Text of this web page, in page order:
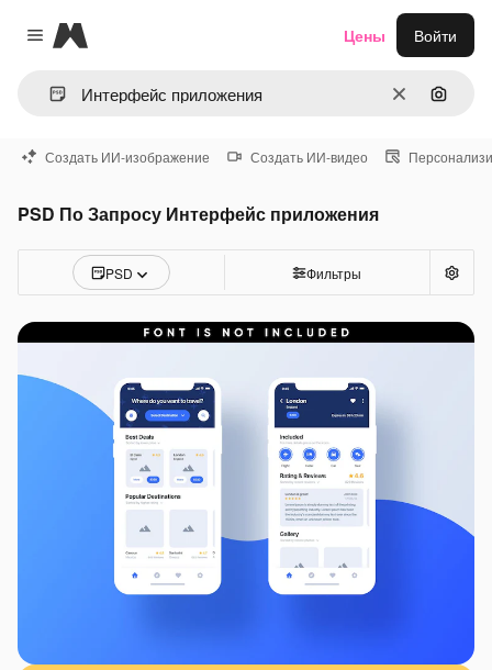
Close menu
Magnific
ОчиститьПоиск
Цены Войти
Создать ИИ-изображение Создать ИИ-видео
PSD По Запросу Интерфейс приложения
PSD Фильтры